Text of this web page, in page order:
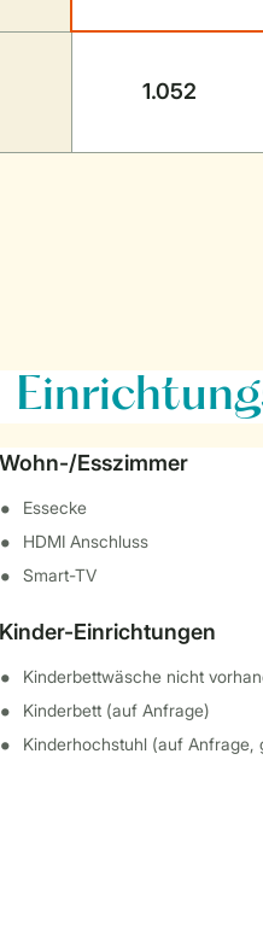
1.052
Wohn-/Esszimmer
Essecke
HDMI Anschluss
Smart-TV
Kinder-Einrichtungen
Kinderbettwäsche nicht
Kinderbett (auf Anfrage)
Kinderhochstuhl (auf Anfrage,